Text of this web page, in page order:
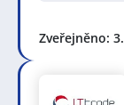
Zveřejněno: